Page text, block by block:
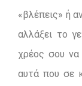
«βλέπεις» ή
αλλάξει το
χρέος σου να
αυτά που σε